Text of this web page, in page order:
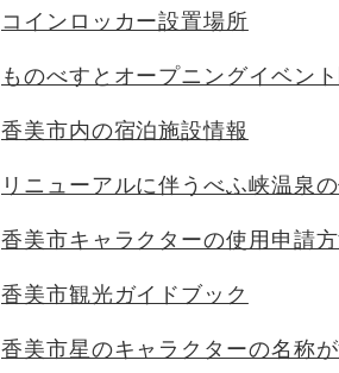
コインロッカー設置場所
ものべすとオープニングイベン
香美市内の宿泊施設情報
リニューアルに伴うべふ峡温泉
香美市キャラクターの使用申請
香美市観光ガイドブック
香美市星のキャラクターの名称